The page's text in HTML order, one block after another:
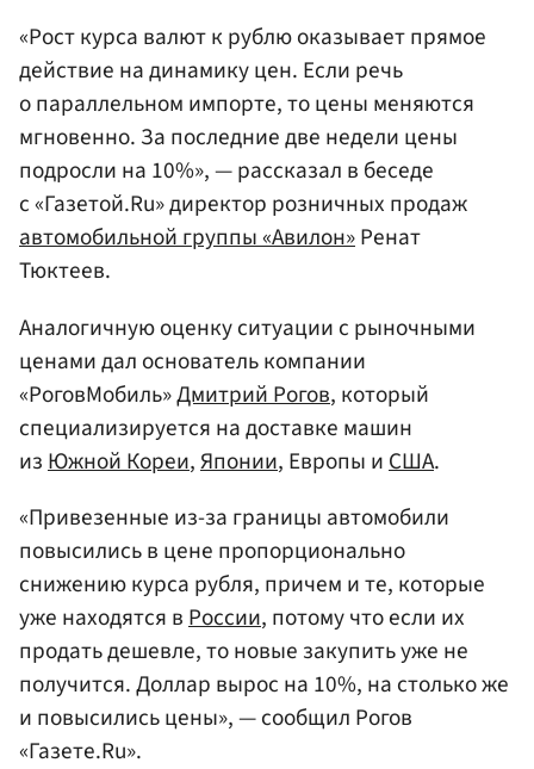
«Рост курса валют к рублю оказывает прямое
действие на динамику цен. Если речь
о параллельном импорте, то цены меняются
мгновенно. За последние две недели цены
подросли на 10%», — рассказал в беседе
с «Газетой.Ru» директор розничных продаж
автомобильной группы «Авилон»Ренат
Тюктеев.
Аналогичную оценку ситуации с рыночными
ценами дал основатель компании
«РоговМобиль»Дмитрий Рогов, который
специализируется на доставке машин
из Южной Кореи,Японии, Европы и США.
«Привезенные из-за границы автомобили
повысились в цене пропорционально
снижению курса рубля, причем и те, которые
уже находятся вРоссии, потому что если их
продать дешевле, то новые закупить уже не
получится. Доллар вырос на 10%, на столько же
и повысились цены», — сообщил Рогов
«Газете.Ru».